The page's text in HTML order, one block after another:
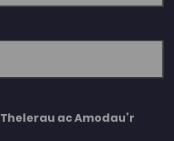
Thelerau ac Amodau’r